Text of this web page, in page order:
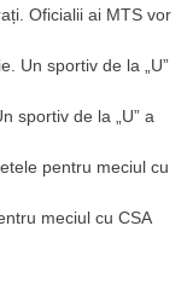
Oficialii ai MTS vor
Un sportiv de la „U”
sportiv de la „U” a
pentru meciul cu
meciul cu CSA